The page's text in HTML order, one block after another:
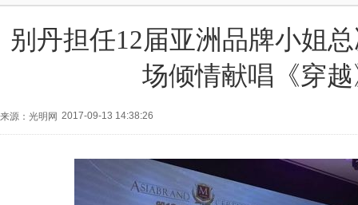
别丹担任12届亚洲品牌小姐
场倾情献唱《穿
来源：光明网 2017-09-13 14:38:26